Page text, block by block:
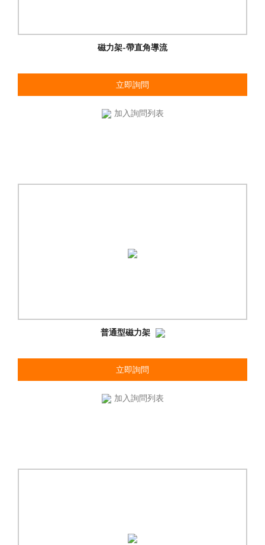
磁力架-帶直角導流
立即詢問
加入詢問列表
普通型磁力架
立即詢問
加入詢問列表